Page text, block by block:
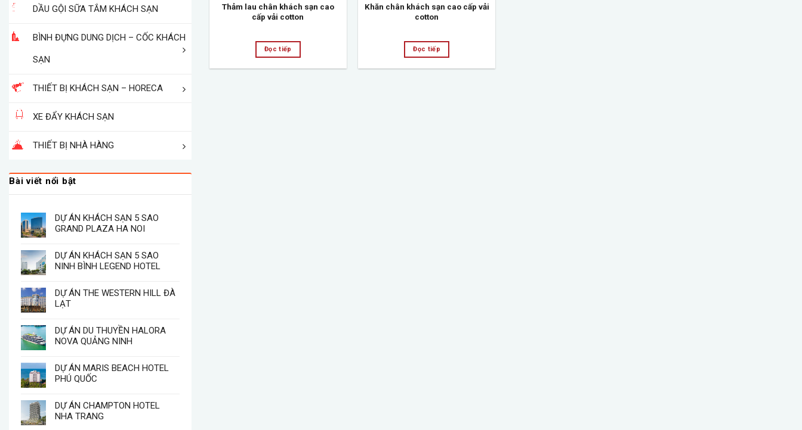
DẦU GỘI SỮA TẮM KHÁCH SẠN
BÌNH ĐỰNG DUNG DỊCH – CỐC KHÁCH
SẠN
THIẾT BỊ KHÁCH SẠN – HORECA
XE ĐẨY KHÁCH SẠN
THIẾT BỊ NHÀ HÀNG
Bài viết nổi bật
DỰ ÁN KHÁCH SẠN 5 SAO
GRAND PLAZA HA NOI
DỰ ÁN KHÁCH SẠN 5 SAO
NINH BÌNH LEGEND HOTEL
DỰ ÁN THE WESTERN HILL ĐÀ
LẠT
DỰ ÁN DU THUYỀN HALORA
NOVA QUẢNG NINH
DỰ ÁN MARIS BEACH HOTEL
PHÚ QUỐC
DỰ ÁN CHAMPTON HOTEL
NHA TRANG
Thảm lau chân khách sạn cao
cấp vải cotton
Đọc tiếp
Khăn chân khách sạn cao cấp vải
cotton
Đọc tiếp